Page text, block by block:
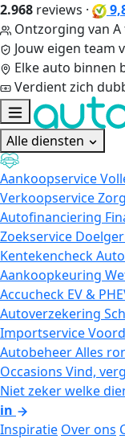
2.968 reviews ·
Ontzorging van A
Jouw eigen team
Elke auto binnen
Verdient zich
Alle diensten
Aankoopservice
Verkoopservice
Autofinanciering
Zoekservice
Kentekencheck
Aankoopkeuring
Accucheck EV &
Autoverzekering
Importservice
AutobeheerAlles
Occasions Vind,
Niet zeker welke
in
Inspiratie Over ons